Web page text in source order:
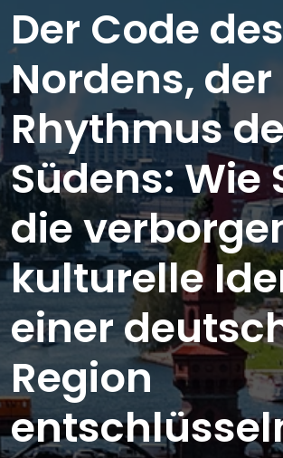
Der Code des
Nordens, der
Rhythmus
Südens: Wie
die
kulturelle
einer
Region